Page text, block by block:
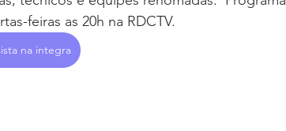
feiras as 20h na RDCTV.
na integra